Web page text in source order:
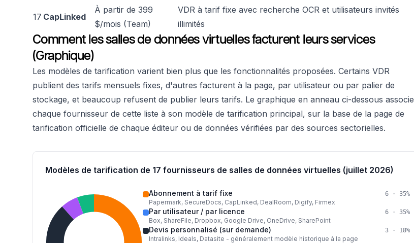
17 CapLinked
À partir de 399
$/mois (Team)
VDR à tarif fixe avec recherche OCR et utilisateurs invités
illimités
Comment les salles de données virtuelles facturent leurs services
(Graphique)
Les modèles de tarification varient bien plus que les fonctionnalités proposées. Certains VDR
publient des tarifs mensuels fixes, d'autres facturent à la page, par utilisateur ou par palier de
stockage, et beaucoup refusent de publier leurs tarifs. Le graphique en anneau ci-dessous associe
chaque fournisseur de cette liste à son modèle de tarification principal, sur la base de la page de
tarification officielle de chaque éditeur ou de données vérifiées par des sources sectorielles.
Modèles de tarification de 17 fournisseurs de salles de données virtuelles (juillet 2026)
Abonnement à tarif fixe 6 · 35%
Papermark, SecureDocs, CapLinked, DealRoom, Digify, Firmex
Par utilisateur / par licence 6 · 35%
Box, ShareFile, Dropbox, Google Drive, OneDrive, SharePoint
Devis personnalisé (sur demande) 3 · 18%
Intralinks, Ideals, Datasite - généralement modèle historique à la page